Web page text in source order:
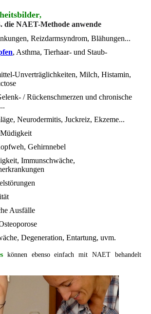
,
die NAET-Methode anwende
Reizdarmsyndrom, Blähungen...
, Asthma, Tierhaar- und Staub-
Unverträglichkeiten, Milch, Histamin,
/ Rückenschmerzen und chronische
Neurodermitis, Juckreiz, Ekzeme...
Gehirnnebel
Immunschwäche,
Ausfälle
Degeneration, Entartung, uvm.
können ebenso einfach mit NAET behandelt